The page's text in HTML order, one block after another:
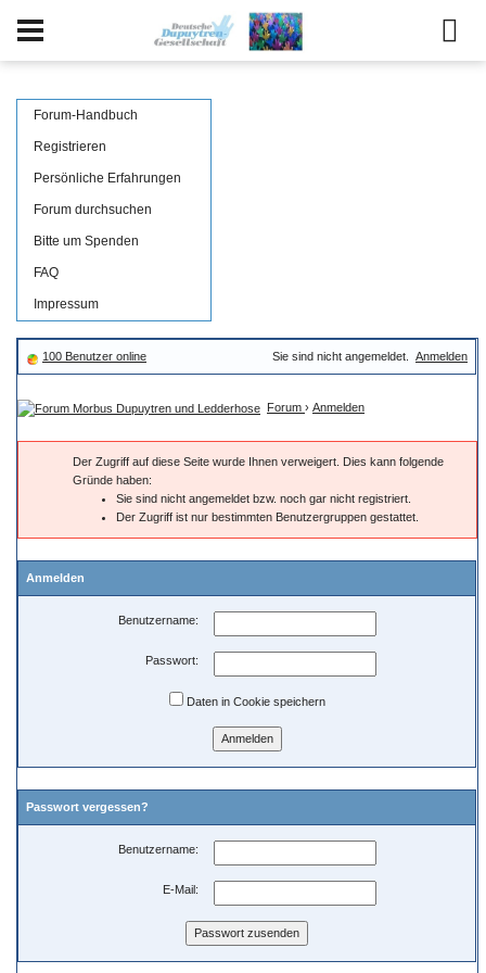
Forum-Handbuch
Registrieren
Persönliche Erfahrungen
Forum durchsuchen
Bitte um Spenden
FAQ
Impressum
100 Benutzer online Sie sind nicht angemeldet. Anmelden
Forum › Anmelden
Der Zugriff auf diese Seite wurde Ihnen verweigert. Dies kann folgende
Gründe haben:
Sie sind nicht angemeldet bzw. noch gar nicht registriert.
Der Zugriff ist nur bestimmten Benutzergruppen gestattet.
Anmelden
Benutzername:
Passwort:
Daten in Cookie speichern
Passwort vergessen?
Benutzername:
E-Mail: